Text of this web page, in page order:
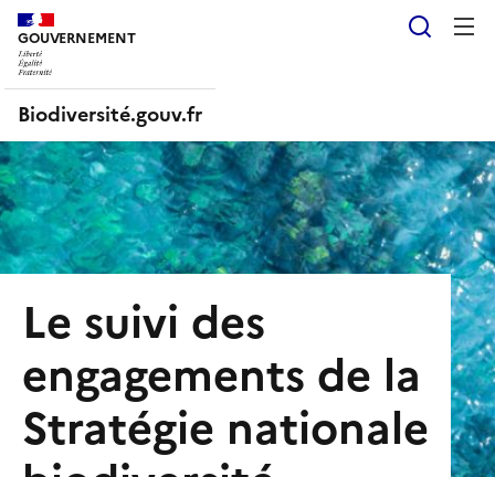
GOUVERNEMENT
Liberté, Égalité, Fraternité
Biodiversité.gouv.fr
Le suivi des
engagements de la
Stratégie nationale